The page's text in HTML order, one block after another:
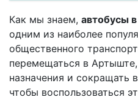
Как мы знаем, автобусы
одним из наиболее
общественного
перемещаться в
назначения и сокращать
чтобы воспользоваться